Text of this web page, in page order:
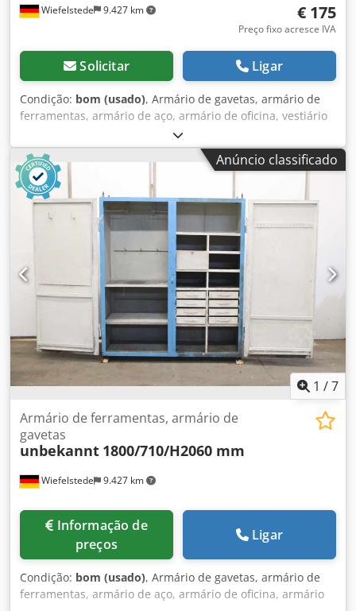
Wiefelstede 9.427 km € 175
Preço fixo acresce IVA
Solicitar Ligar
Condição: bom (usado), Armário de gavetas, armário de
ferramentas, armário de aço, armário de oficina, vestiário
de aço Credpfx Ahey R Nmzj Tof - Armário de ferramentas:
armário de aço com duas portas, construção robusta -
Largura: 800 mm - Profundidade: 630 mm - Altura: 1790
mm - Prateleiras: distribuição/altura conforme fotos - Peso:
100 kg
Anúncio classificado
1 /7
Wiefelstede 9.427 km
Armário de ferramentas, armário de
gavetas
unbekannt 1800/710/H2060 mm
preços
Ligar
Condição: bom (usado), Armário de gavetas, armário de
ferramentas, armário de aço, armário de oficina, armário